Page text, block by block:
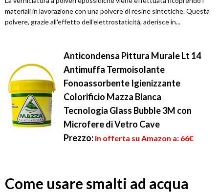
materiali in lavorazione con una polvere di resine sintetiche. Questa
polvere, grazie all'effetto dell'elettrostaticità, aderisce in...
Anticondensa Pittura Murale Lt 14
Antimuffa Termoisolante
Fonoassorbente Igienizzante
Colorificio Mazza Bianca
Tecnologia Glass Bubble 3M con
Microfere di Vetro Cave
Prezzo: in offerta su Amazon a: 66€
Come usare smalti ad acqua